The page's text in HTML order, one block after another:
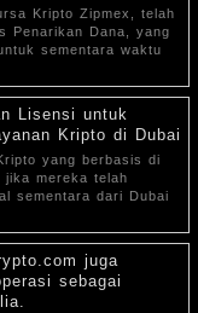
Kripto Zipmex, telah
Penarikan Dana, yang
sementara waktu
Lisensi untuk
Kripto di Dubai
yang berbasis di
jika mereka telah
sementara dari Dubai
juga
sebagai